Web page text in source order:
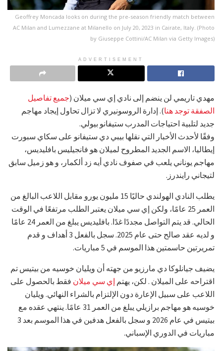
Geoffrey Moncada looks on during the pre-season friendly match between
AC Milan and Lumezzane at Milanello on July 20, 2023 in Cairate, Italy. (Photo
by Giuseppe Cottini/AC Milan via Getty Images)
ADVERTISEMENT
مهدي تاريمي لن ينضم إلى نادي إي سي ميلان (جميع تفاصيل
الصفقة توجد هنا). إدارة الروسونيري لا تزال تحاول إيجاد مهاجم
جديد لتلبية احتياجات المدرب ستيفانو بيولي.
وفقًا لأحدث الأخبار التي نقلها بيبي دي ستيفانو على سكاي سبورت
إيطاليا، الاسم الجديد المطروح لميلان هو فانجيليس بافليديس،
مهاجم يوناني يلعب في صفوف نادي أيه زد ألكمار، و هو زميل سابق
لتيجاني رايندرز.
يطلب النادي الهولندي حاليًا 15 مليون يورو مقابل اللاعب البالغ من
العمر 25 عامًا، ولكن إي سي ميلان يعتبر الطلب مرتفعًا في الوقت
الحالي. قد يتم التواصل مجددًا غدًا. بافليديس يبلغ من العمر 24 عامًا
و لديه عقد صالح حتى عام 2025. سجل بالفعل 3 أهداف و قدم
تمريرتين حاسمتين هذا الموسم في 5 مباريات.
يضيف جيانلوكا دي مارزيو من جهته أن ويليان خوسيه من بيتيس تم
اقتراحه على الميلان . لكن، يهتم إي سي ميلان فقط بالحصول على
اللاعب على سبيل الإعارة دون الإلتزام بالشراء النهائي. ويليان
خوسيه هو مهاجم برازيلي يبلغ من العمر 31 عامًا. ينتهي عقده مع
بيتيس في عام 2026 و سجل بالفعل هدفين في هذا الموسم بعد 3
مباريات في الدوري الإسباني.